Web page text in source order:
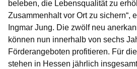
beleben, die Lebensqualität zu
Zusammenhalt vor Ort zu sichern“,
Ingmar Jung. Die zwölf neu
können nun innerhalb von sechs
Förderangeboten profitieren. Für
stehen in Hessen jährlich